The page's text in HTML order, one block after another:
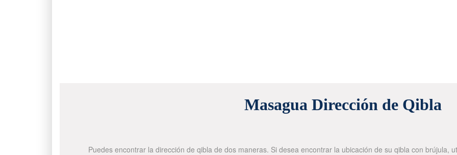
Masagua Dirección de Qibla
Puedes encontrar la dirección de qibla de dos maneras. Si desea encontrar la ubicación de su qibla con brújula,